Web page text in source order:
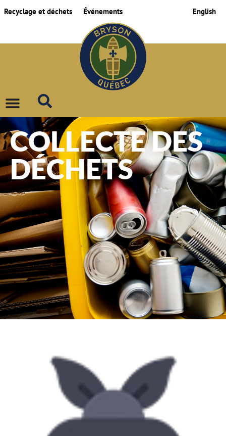
Recyclage et déchets Événements English
COLLECTE DES
DÉCHETS